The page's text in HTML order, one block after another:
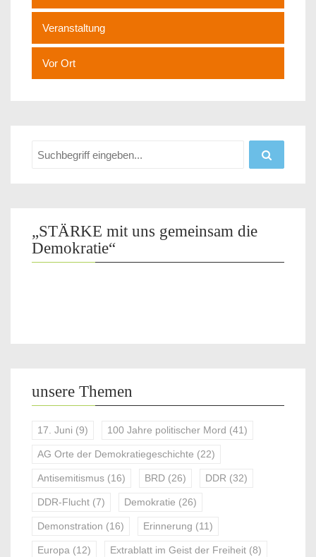
Veranstaltung
Vor Ort
„STÄRKE mit uns gemeinsam die
Demokratie“
unsere Themen
17. Juni (9) 100 Jahre politischer Mord (41)
AG Orte der Demokratiegeschichte (22)
Antisemitismus (16) BRD (26) DDR (32)
DDR-Flucht (7) Demokratie (26)
Demonstration (16) Erinnerung (11)
Europa (12) Extrablatt im Geist der Freiheit (8)